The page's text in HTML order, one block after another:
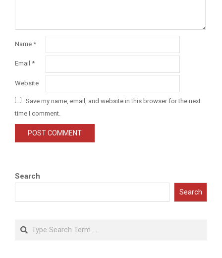
Name *
Email *
Website
Save my name, email, and website in this browser for the next
time I comment.
Search
Search
Search